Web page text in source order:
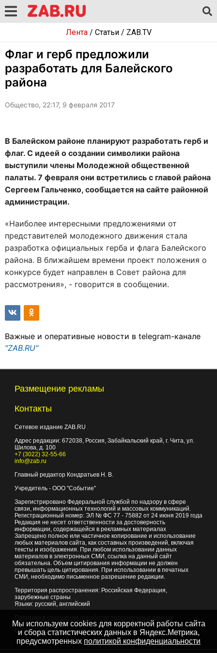
Лента/ Статьи/ ZAB.TV
Флаг и герб предложили
разработать для Балейского
района
Общество, 22:17, 9 февраля 2017
В Балейском районе планируют разработать герб и
флаг. С идеей о создании символики района
выступили члены Молодежной общественной
палаты. 7 февраля они встретились с главой района
Сергеем Гальченко, сообщается на сайте районной
администрации.
«Наиболее интересными предложениями от
представителей молодежного движения стала
разработка официальных герба и флага Балейского
района. В ближайшем времени проект положения о
конкурсе будет направлен в Совет района для
рассмотрения», - говорится в сообщении.
Важные и оперативные новости в telegram-канале
"ZAB.RU"
Размещение рекламы
Контакты
Сетевое издание ZAB.RU
Адрес редакции: 672038, Россия, Забайкальский край, г. Чита, ул.
Шилова, д. 100
+7 (3022) 32-55-66
info@zab.ru
Главный редактор Кондратьев Н. В.
Учредитель - ООО "Событие"
Зарегистрировано Федеральной службой по надзору в сфере
связи, информационных технологий и массовых коммуникаций.
Регистрационный номер: ЭЛ № ФС 77 - 75882 от 24 июня 2019 года
Редакция не несет ответственности за достоверность
информации, содержащейся в рекламных материалах
Запрещено полное или частичное копирование и использование
любых материалов сайта, как составных произведений, включая
тексты и изображения. При любом использовании данных
материалов в электронных СМИ, ссылка на данный сайт
обязательна. Объем цитирования информации не должен
превышать цель цитирования. При использовании в печатных
СМИ, необходимо письменное разрешение редакции.
Территория распространения: Российская Федерация,
зарубежные страны
Языки: русский, английский
© 2007 - 2026Портал Читы и Забайкальского края
Мы используем cookies для корректной работы сайта
и сбора статистических данных в Яндекс.Метрика,
предусмотренных политикой конфиденциальности